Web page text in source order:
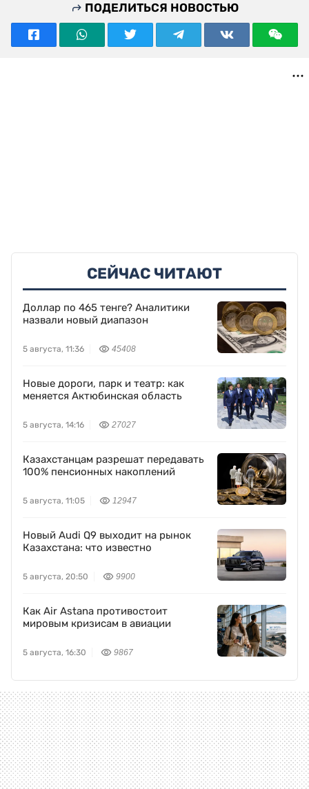
ПОДЕЛИТЬСЯ НОВОСТЬЮ
СЕЙЧАС ЧИТАЮТ
Доллар по 465 тенге? Аналитики
назвали новый диапазон
5 августа, 11:36 45408
Новые дороги, парк и театр: как
меняется Актюбинская область
5 августа, 14:16 27027
Казахстанцам разрешат передавать
100% пенсионных накоплений
5 августа, 11:05 12947
Новый Audi Q9 выходит на рынок
Казахстана: что известно
5 августа, 20:50 9900
Как Air Astana противостоит
мировым кризисам в авиации
5 августа, 16:30 9867